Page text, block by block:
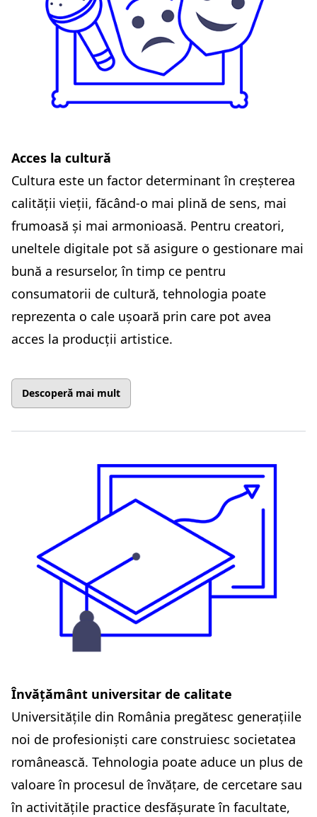
Acces la cultură
Cultura este un factor determinant în creșterea
calității vieții, făcând-o mai plină de sens, mai
frumoasă și mai armonioasă. Pentru creatori,
uneltele digitale pot să asigure o gestionare mai
bună a resurselor, în timp ce pentru
consumatorii de cultură, tehnologia poate
reprezenta o cale ușoară prin care pot avea
acces la producții artistice.
Descoperă mai mult
Învățământ universitar de calitate
Universitățile din România pregătesc generațiile
noi de profesioniști care construiesc societatea
românească. Tehnologia poate aduce un plus de
valoare în procesul de învățare, de cercetare sau
în activitățile practice desfășurate în facultate,